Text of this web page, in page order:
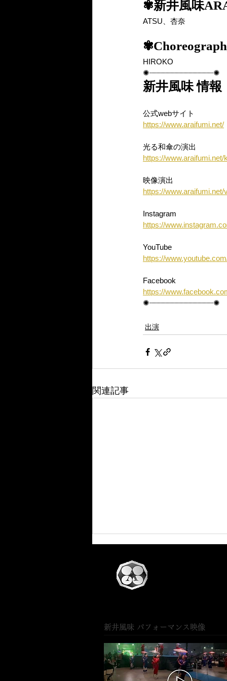
✾新井風味
ATSU、杏奈
HIROKO
✺┈┈┈┈┈┈┈┈┈┈┈┈┈┈✺
新井風味 情報
公式webサイト
https://www.araifumi.net/
光る和傘の演出
https://www.araifumi.net/
映像演出
https://www.araifumi.net/
Instagram
https://
YouTube
https://
Facebook
https://
✺┈┈┈┈┈┈┈┈┈┈┈┈┈┈✺
出演
関連記事
YOSAKOIソーラン祭り2026
出演
新井風味 パフォーマンス映像